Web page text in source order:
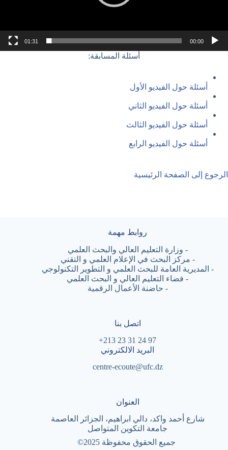
00:00
01:31
أسئلة المسابقة:
أسئلة حول الفيديو الأول
أسئلة حول الفيديو الثاني
أسئلة حول الفيديو الثالث
أسئلة حول الفيديو الرابع
الرجوع إلى الصفحة الرئيسية
روابط مهمة
- وزارة التعليم العالي والبحث العلمي
- مركز البحث في الإعلام العلمي و التقني
- المديرية العامة للبحث العلمي و التطوير التكنولوجي
- فضاء التعليم العالي و البحث العلمي
- حاضنة الأعمال الرقمية
اتصل بنا
97 24 31 23 213+
البريد الالكتروني
centre-ecoute@ufc.dz
العنوان
شارع أحمد واكد، دالي ابراهيم، الجزائر العاصمة
جامعة التكوين المتواصل
جميع الحقوق محفوظة ©2025